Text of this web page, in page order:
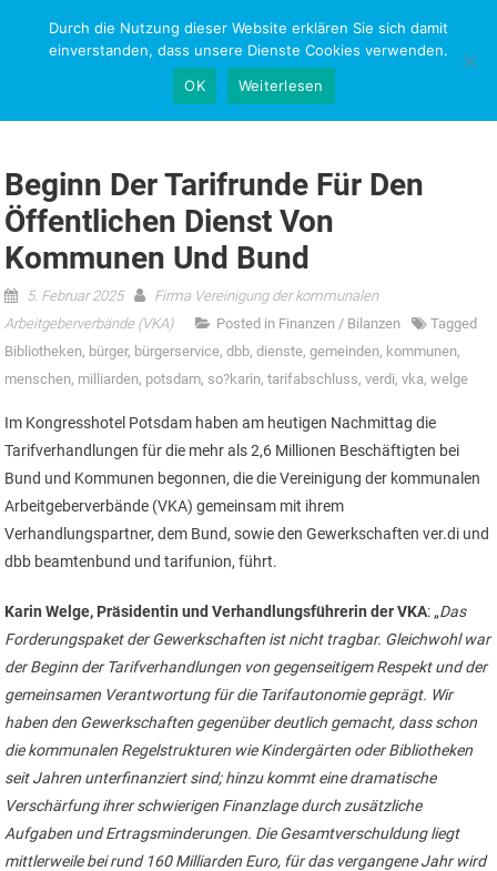
NEWS-RESEARCH
Beginn Der Tarifrunde Für Den
Öffentlichen Dienst Von
Kommunen Und Bund
5. Februar 2025
Firma Vereinigung der kommunalen
Arbeitgeberverbände (VKA)
Posted in Finanzen / Bilanzen
Tagged
Bibliotheken, bürger, bürgerservice,dbb,dienste,gemeinden, kommunen,
menschen, milliarden, potsdam, so?karin,tarifabschluss,verdi,vka,welge
Im Kongresshotel Potsdam haben am heutigen Nachmittag die
Tarifverhandlungen für die mehr als 2,6 Millionen Beschäftigten bei
Bund und Kommunen begonnen, die die Vereinigung der kommunalen
Arbeitgeberverbände (VKA) gemeinsam mit ihrem
Verhandlungspartner, dem Bund, sowie den Gewerkschaften ver.di und
dbb beamtenbund und tarifunion, führt.
Karin Welge, Präsidentin und Verhandlungsführerin der VKA: „Das
Forderungspaket der Gewerkschaften ist nicht tragbar. Gleichwohl war
der Beginn der Tarifverhandlungen von gegenseitigem Respekt und der
gemeinsamen Verantwortung für die Tarifautonomie geprägt. Wir
haben den Gewerkschaften gegenüber deutlich gemacht, dass schon
die kommunalen Regelstrukturen wie Kindergärten oder Bibliotheken
seit Jahren unterfinanziert sind; hinzu kommt eine dramatische
Verschärfung ihrer schwierigen Finanzlage durch zusätzliche
Aufgaben und Ertragsminderungen. Die Gesamtverschuldung liegt
mittlerweile bei rund 160 Milliarden Euro, für das vergangene Jahr wird
Durch die Nutzung dieser Website erklären Sie sich damit
einverstanden, dass unsere Dienste Cookies verwenden.
OK
Weiterlesen